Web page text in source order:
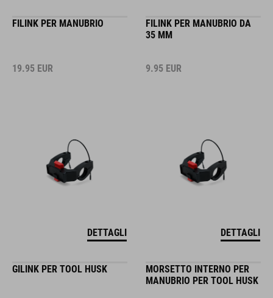
FILINK PER MANUBRIO
19.95 EUR
DETTAGLI
FILINK PER MANUBRIO DA
35 MM
9.95 EUR
DETTAGLI
GILINK PER TOOL HUSK
MORSETTO INTERNO PER
MANUBRIO PER TOOL HUSK